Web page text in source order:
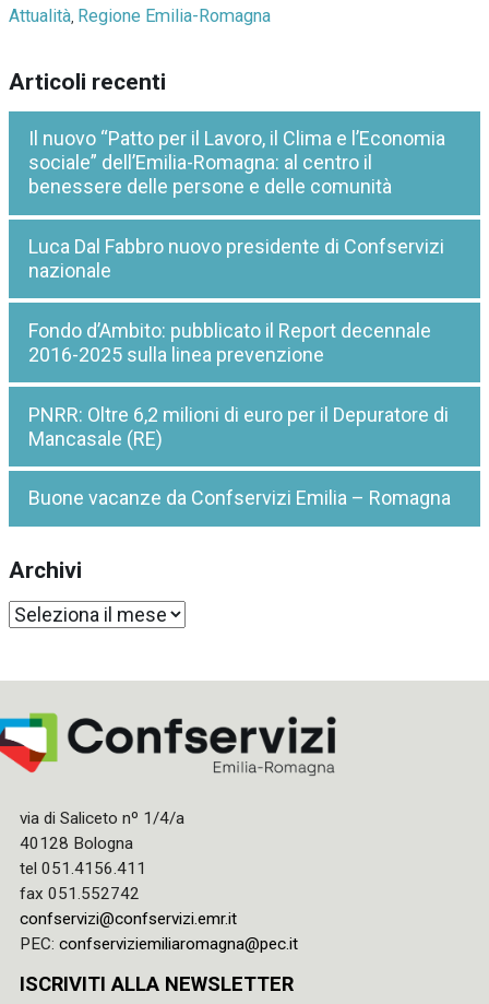
Attualità Regione Emilia-Romagna
Articoli recenti
Il nuovo “Patto per il Lavoro, il Clima e l’Economia
sociale” dell’Emilia-Romagna: al centro il
benessere delle persone e delle comunità
Luca Dal Fabbro nuovo presidente di Confservizi
nazionale
Fondo d’Ambito: pubblicato il Report decennale
2016-2025 sulla linea prevenzione
PNRR: Oltre 6,2 milioni di euro per il Depuratore di
Mancasale (RE)
Buone vacanze da Confservizi Emilia – Romagna
Archivi
Archivi
via di Saliceto nº 1/4/a
40128 Bologna
tel 051.4156.411
fax 051.552742
confservizi@confservizi.emr.it
PEC: confserviziemiliaromagna@pec.it
ISCRIVITI ALLA NEWSLETTER